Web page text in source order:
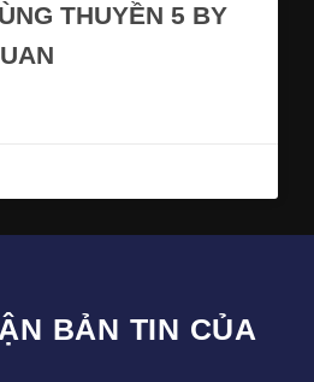
THUYỀN 5 BY
BẢN TIN CỦA